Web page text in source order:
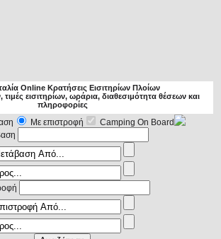
Online Κρατήσεις Εισιτηρίων Πλοίων
εισιτηρίων, ωράρια, διαθεσιμότητα θέσεων και
πληροφορίες
Με επιστροφή
Camping On Board